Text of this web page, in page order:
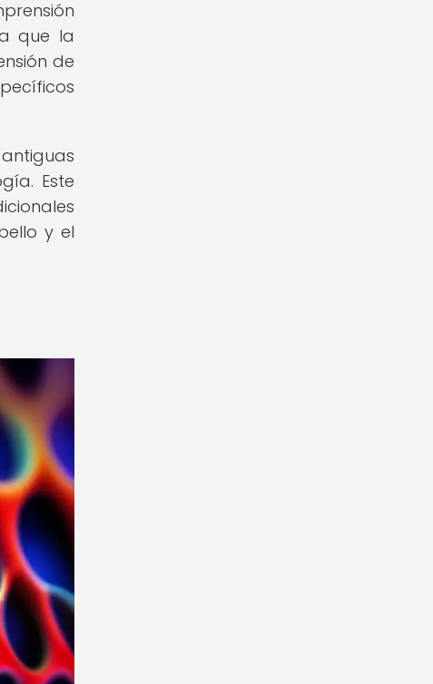
que la
de
Este
y el